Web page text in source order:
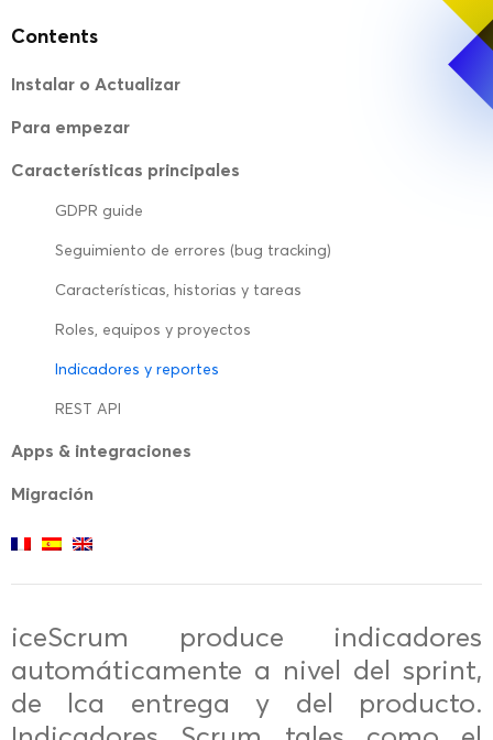
Contents
Instalar o Actualizar
Para empezar
Características principales
GDPR guide
Seguimiento de errores (bug tracking)
Características, historias y tareas
Roles, equipos y proyectos
Indicadores y reportes
REST API
Apps & integraciones
Migración
iceScrum produce indicadores
automáticamente a nivel del sprint,
de lca entrega y del producto.